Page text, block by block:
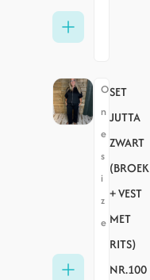
O
n
e
s
i
z
e
SET
JUTTA
ZWART
(BROEK
+ VEST
MET
RITS)
NR.100